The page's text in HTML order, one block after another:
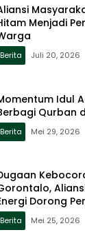
Menjadi
Berita Juli 20, 2026
Idul
Qurban
Berita Mei 29, 2026
Dorong
SPBU
Berita Mei 25, 2026